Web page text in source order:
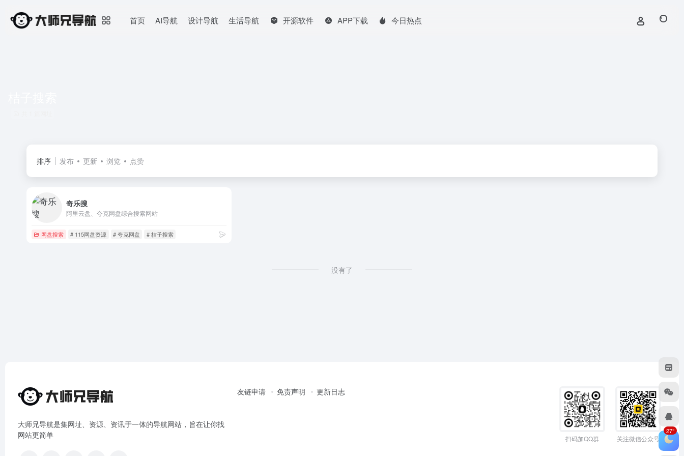
首页 AI导航 设计导航 生活导航 开源软件 APP下载 今日热点
排序 发布 更新 浏览 点赞
奇乐搜
阿里云盘、夸克网盘综合搜索网站
网盘搜索 # 115网盘资源 # 夸克网盘 # 桔子搜索
没有了
大师兄导航是集网址、资源、资讯于一体的导航网站，旨在让你找
网站更简单
友链申请 免责声明 更新日志
扫码加QQ群 关注微信公众号
27°